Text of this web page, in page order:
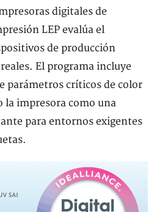
digitales de
LEP evalúa el
de producción
El programa incluye
parámetros críticos de color
la impresora como una
para entornos exigentes